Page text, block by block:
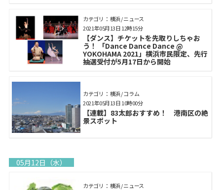
カテゴリ： 横浜 / ニュース
【ダンス】チケットを先取りしちゃお
う！ 「Dance Dance Dance @
YOKOHAMA 2021」横浜市民限定、先行
抽選受付が5月17日から開始
2021年05月13日 12時15分
カテゴリ： 横浜 / コラム
【連載】83太郎おすすめ！ 港南区の絶
景スポット
2021年05月13日 10時00分
05月12日（水）
カテゴリ： 横浜 / ニュース